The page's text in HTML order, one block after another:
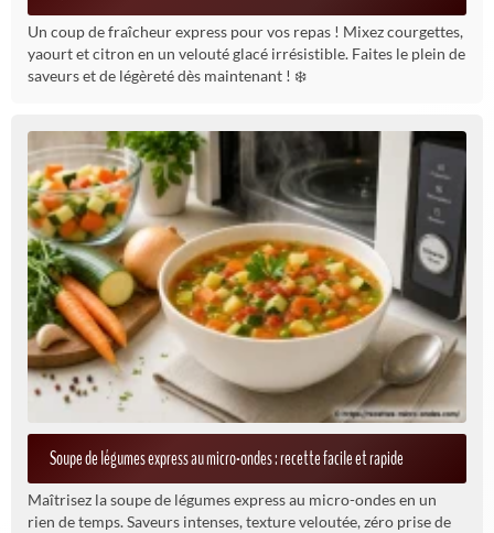
Un coup de fraîcheur express pour vos repas ! Mixez courgettes,
yaourt et citron en un velouté glacé irrésistible. Faites le plein de
saveurs et de légèreté dès maintenant ! ❄️
Soupe de légumes express au micro-ondes : recette facile et rapide
Maîtrisez la soupe de légumes express au micro-ondes en un
rien de temps. Saveurs intenses, texture veloutée, zéro prise de